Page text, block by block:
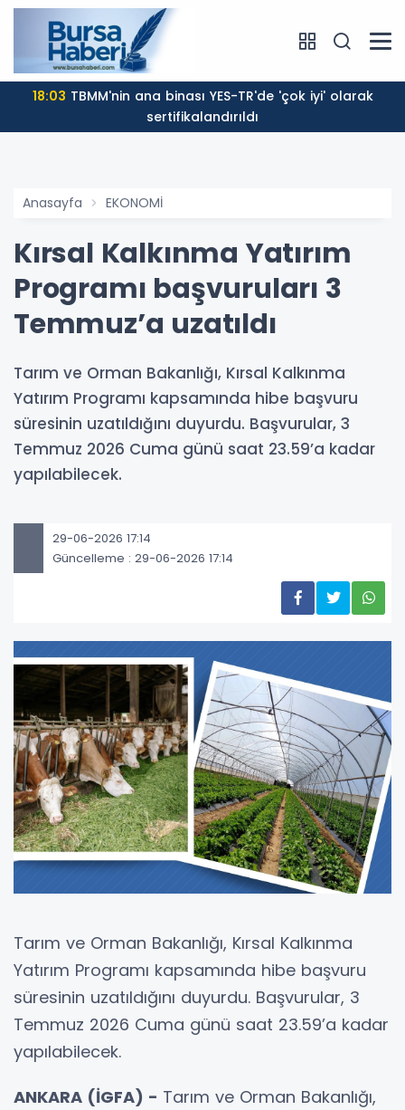
17:57 Bulanık ve kötü kokulu suda yüzmeyin
Anasayfa EKONOMİ
Kırsal Kalkınma Yatırım
Programı başvuruları 3
Temmuz’a uzatıldı
Tarım ve Orman Bakanlığı, Kırsal Kalkınma
Yatırım Programı kapsamında hibe başvuru
süresinin uzatıldığını duyurdu. Başvurular, 3
Temmuz 2026 Cuma günü saat 23.59’a kadar
yapılabilecek.
29-06-2026 17:14
Güncelleme : 29-06-2026 17:14
Tarım ve Orman Bakanlığı, Kırsal Kalkınma
Yatırım Programı kapsamında hibe başvuru
süresinin uzatıldığını duyurdu. Başvurular, 3
Temmuz 2026 Cuma günü saat 23.59’a kadar
yapılabilecek.
ANKARA (İGFA) - Tarım ve Orman Bakanlığı,